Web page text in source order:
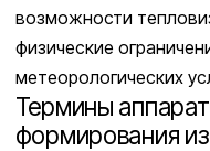
возможности
физические
метеорологических
Термины
формирования